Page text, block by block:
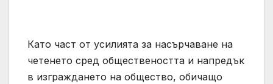
Като част от усилията за насърчаване на
четенето сред обществеността и напредък
в изграждането на общество, обичащо